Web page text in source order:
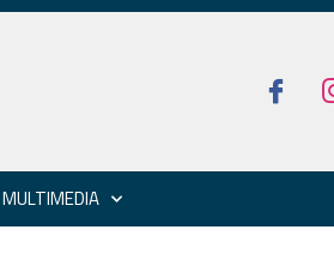
MULTIMEDIA